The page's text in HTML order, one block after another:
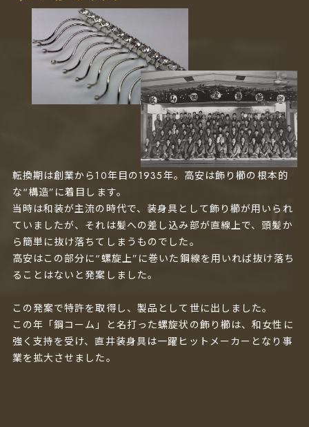
転換期は創業から10年目の1935年。高安は飾り櫛の根本的
な“構造”に着目します。
当時は和装が主流の時代で、装身具として飾り櫛が用いられ
ていましたが、それは髪への差し込み部が直線上で、頭髪か
ら簡単に抜け落ちてしまうものでした。
高安はこの部分に“螺旋上”に巻いた鋼線を用いれば抜け落ち
ることはないと発案しました。
この発案で特許を取得し、製品として世に出しました。
この年「鋼コーム」と名打った螺旋状の飾り櫛は、和女性に
強く支持を受け、直井装身具は一躍ヒットメーカーとなり事
業を拡大させました。